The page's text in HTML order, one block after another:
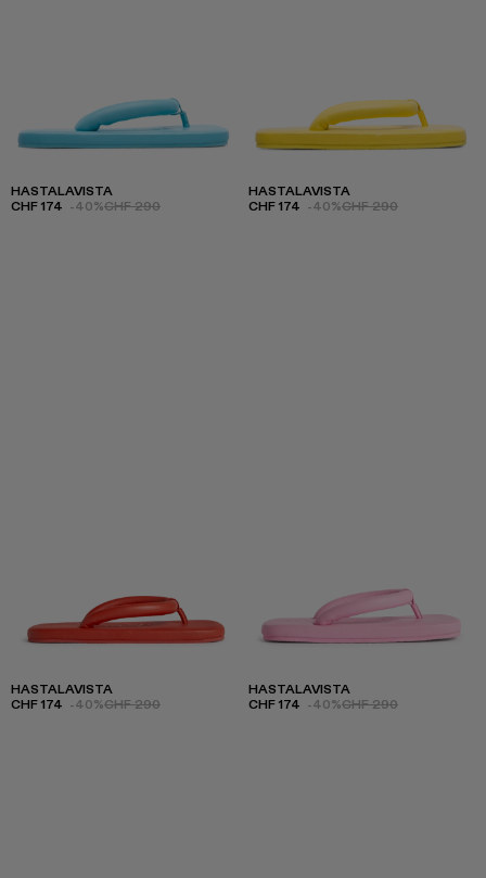
HASTALAVISTA
CHF 174 -40%CHF 290
HASTALAVISTA
CHF 174 -40%CHF 290
HASTALAVISTA
CHF 174 -40%CHF 290
HASTALAVISTA
CHF 174 -40%CHF 290